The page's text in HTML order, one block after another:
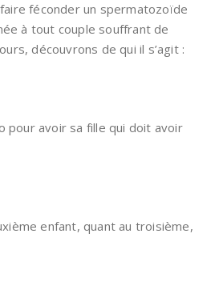
féconder un spermatozoïde
à tout couple souffrant de
découvrons de qui il s’agit :
pour avoir sa fille qui doit avoir
enfant, quant au troisième,